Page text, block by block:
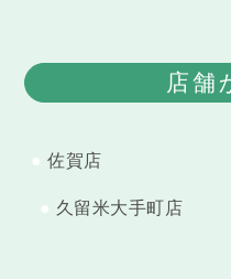
店舗
佐賀店
久留米大手町店